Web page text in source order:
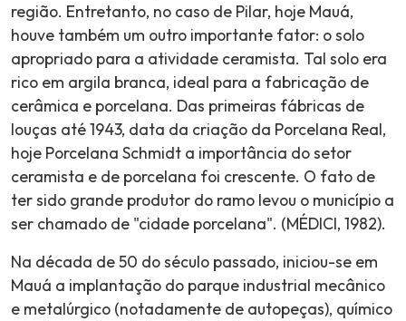
região. Entretanto, no caso de Pilar, hoje Mauá,
houve também um outro importante fator: o solo
apropriado para a atividade ceramista. Tal solo era
rico em argila branca, ideal para a fabricação de
cerâmica e porcelana. Das primeiras fábricas de
louças até 1943, data da criação da Porcelana Real,
hoje Porcelana Schmidt a importância do setor
ceramista e de porcelana foi crescente. O fato de
ter sido grande produtor do ramo levou o município a
ser chamado de "cidade porcelana". (MÉDICI, 1982).
Na década de 50 do século passado, iniciou-se em
Mauá a implantação do parque industrial mecânico
e metalúrgico (notadamente de autopeças), químico